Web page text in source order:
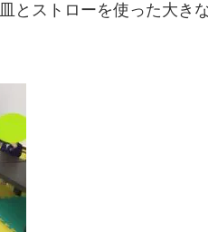
とストローを使った大き